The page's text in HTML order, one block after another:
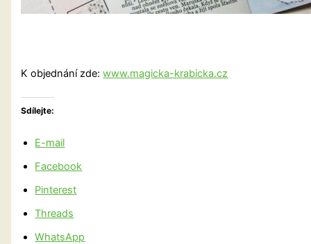
K objednání zde:www.magicka-krabicka.cz
Sdílejte:
E-mail
Facebook
Pinterest
Threads
WhatsApp